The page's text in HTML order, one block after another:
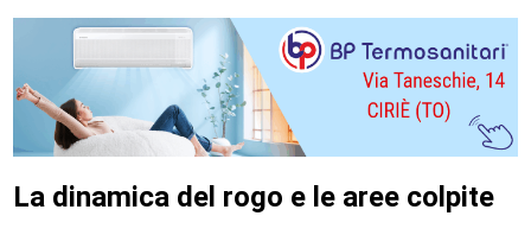
La dinamica del rogo e le aree colpite